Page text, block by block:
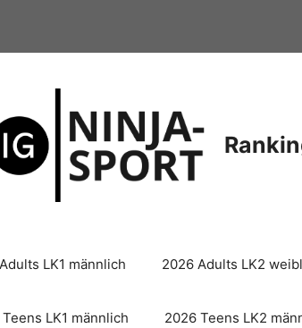
LK1 männlich 2026 Adults LK2
LK1 männlich 2026 Teens LK2